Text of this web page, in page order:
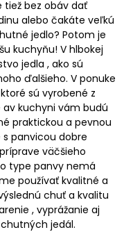
bez obáv dať
alebo čakáte veľkú
jedlo? Potom je
kuchyňu! V hlbokej
jedla , ako sú
ďalšieho. V ponuke
sú vyrobené z
kuchyni vám budú
praktickou a pevnou
panvicou dobre
väčšieho
type panvy nemá
používať kvalitné a
chuť a kvalitu
, vyprážanie aj
jedál.